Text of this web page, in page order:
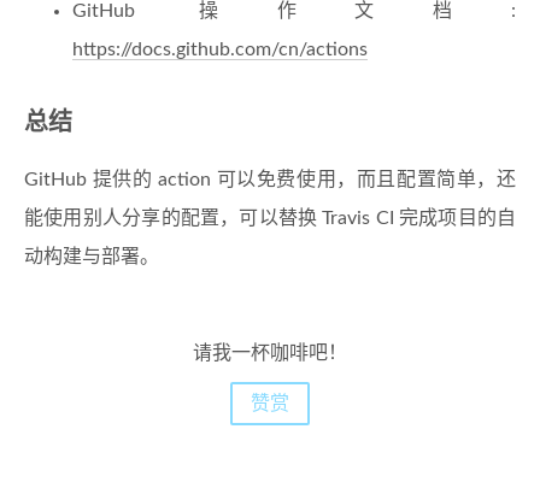
GitHub 操作文档:
https://docs.github.com/cn/actions
总结
GitHub 提供的 action 可以免费使用，而且配置简单，还
能使用别人分享的配置，可以替换 Travis CI 完成项目的自
动构建与部署。
请我一杯咖啡吧！
赞赏